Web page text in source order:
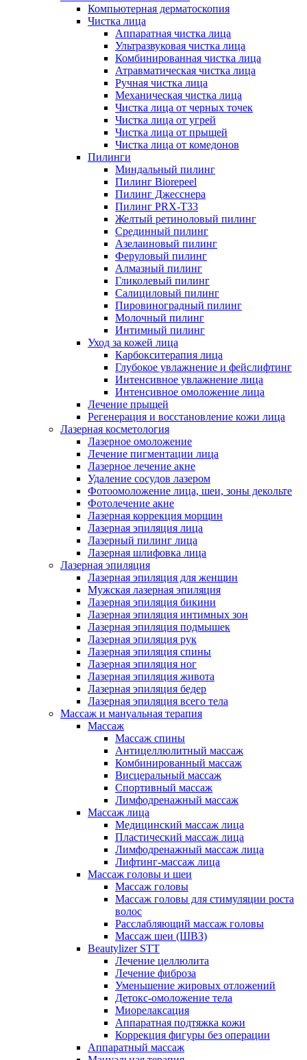
Компьютерная дерматоскопия
Чистка лица
Аппаратная чистка лица
Ультразвуковая чистка лица
Комбинированная чистка лица
Атравматическая чистка лица
Ручная чистка лица
Механическая чистка лица
Чистка лица от черных точек
Чистка лица от угрей
Чистка лица от прыщей
Чистка лица от комедонов
Пилинги
Миндальный пилинг
Пилинг Biorepeel
Пилинг Джесснера
Пилинг PRX-T33
Желтый ретиноловый пилинг
Срединный пилинг
Азелаиновый пилинг
Феруловый пилинг
Алмазный пилинг
Гликолевый пилинг
Салициловый пилинг
Пировиноградный пилинг
Молочный пилинг
Интимный пилинг
Уход за кожей лица
Карбокситерапия лица
Глубокое увлажнение и фейслифтинг
Интенсивное увлажнение лица
Интенсивное омоложение лица
Лечение прыщей
Регенерация и восстановление кожи лица
Лазерная косметология
Лазерное омоложение
Лечение пигментации лица
Лазерное лечение акне
Удаление сосудов лазером
Фотоомоложение лица, шеи, зоны декольте
Фотолечение акне
Лазерная коррекция морщин
Лазерная эпиляция лица
Лазерный пилинг лица
Лазерная шлифовка лица
Лазерная эпиляция
Лазерная эпиляция для женщин
Мужская лазерная эпиляция
Лазерная эпиляция бикини
Лазерная эпиляция интимных зон
Лазерная эпиляция подмышек
Лазерная эпиляция рук
Лазерная эпиляция спины
Лазерная эпиляция ног
Лазерная эпиляция живота
Лазерная эпиляция бедер
Лазерная эпиляция всего тела
Массаж и мануальная терапия
Массаж
Массаж спины
Антицеллюлитный массаж
Комбинированный массаж
Висцеральный массаж
Спортивный массаж
Лимфодренажный массаж
Массаж лица
Медицинский массаж лица
Пластический массаж лица
Лимфодренажный массаж лица
Лифтинг-массаж лица
Массаж головы и шеи
Массаж головы
Массаж головы для стимуляции роста
волос
Расслабляющий массаж головы
Массаж шеи (ШВЗ)
Beautylizer STT
Лечение целлюлита
Лечение фиброза
Уменьшение жировых отложений
Детокс-омоложение тела
Миорелаксация
Аппаратная подтяжка кожи
Коррекция фигуры без операции
Аппаратный массаж